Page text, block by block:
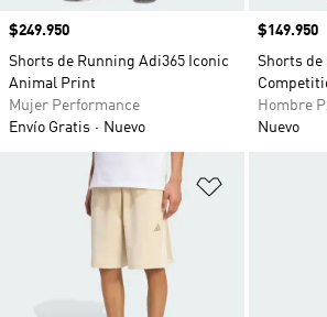
Precio
$249.950
Shorts de Running Adi365 Iconic
Animal Print
Mujer Performance
Envío Gratis
Nuevo
Precio
$149.950
Shorts de
Hombre
Nuevo
Añadir a la